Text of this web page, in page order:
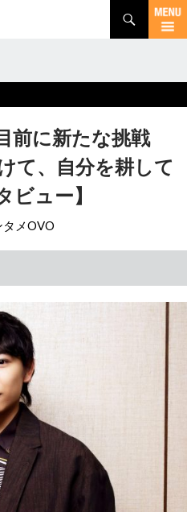
前に新たな挑戦
て、自分を耕して
ビュー】
タメOVO